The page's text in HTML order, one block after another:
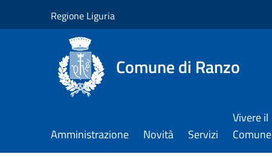
Regione Liguria
Comune di Ranzo
Amministrazione Novità Servizi
Vivere il
Comune